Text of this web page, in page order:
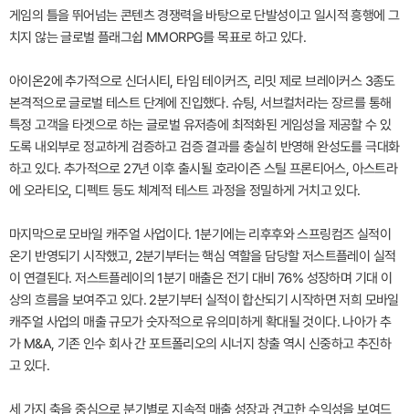
게임의 틀을 뛰어넘는 콘텐츠 경쟁력을 바탕으로 단발성이고 일시적 흥행에 그
치지 않는 글로벌 플래그쉽 MMORPG를 목표로 하고 있다.
아이온2에 추가적으로 신더시티, 타임 테이커즈, 리밋 제로 브레이커스 3종도
본격적으로 글로벌 테스트 단계에 진입했다. 슈팅, 서브컬처라는 장르를 통해
특정 고객을 타겟으로 하는 글로벌 유저층에 최적화된 게임성을 제공할 수 있
도록 내외부로 정교하게 검증하고 검증 결과를 충실히 반영해 완성도를 극대화
하고 있다. 추가적으로 27년 이후 출시될 호라이즌 스틸 프론티어스, 아스트라
에 오라티오, 디펙트 등도 체계적 테스트 과정을 정밀하게 거치고 있다.
마지막으로 모바일 캐주얼 사업이다. 1분기에는 리후후와 스프링컴즈 실적이
온기 반영되기 시작했고, 2분기부터는 핵심 역할을 담당할 저스트플레이 실적
이 연결된다. 저스트플레이의 1분기 매출은 전기 대비 76% 성장하며 기대 이
상의 흐름을 보여주고 있다. 2분기부터 실적이 합산되기 시작하면 저희 모바일
캐주얼 사업의 매출 규모가 숫자적으로 유의미하게 확대될 것이다. 나아가 추
가 M&A, 기존 인수 회사 간 포트폴리오의 시너지 창출 역시 신중하고 추진하
고 있다.
세 가지 축을 중심으로 분기별로 지속적 매출 성장과 견고한 수익성을 보여드